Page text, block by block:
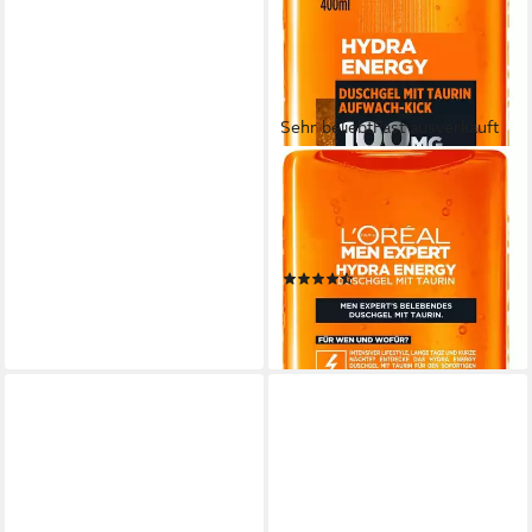
Sehr beliebtFast ausverkauft
L'ORÉAL PARIS MEN EXPERT
Duschgel Hydra Energy
Aufwach-Kick, 6-tlg., mit
Minze
(21)
17,94 €
(7,48 €/ 1 l)
lieferbar - in 1-2 Werktagen bei dir